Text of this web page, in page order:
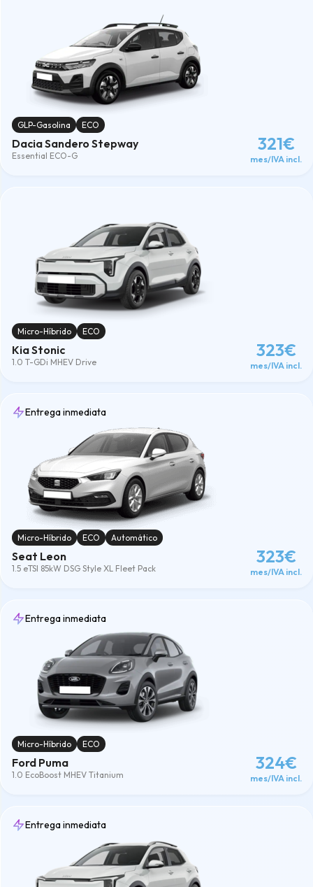
GLP-Gasolina ECO
Dacia Sandero Stepway
Essential ECO-G
321€
mes/IVA incl.
Micro-Híbrido ECO
Kia Stonic
1.0 T-GDi MHEV Drive
323€
mes/IVA incl.
Entrega inmediata
Micro-Híbrido ECO Automático
Seat Leon
1.5 eTSI 85kW DSG Style XL Fleet Pack
323€
mes/IVA incl.
Entrega inmediata
Micro-Híbrido ECO
Ford Puma
1.0 EcoBoost MHEV Titanium
324€
mes/IVA incl.
Entrega inmediata